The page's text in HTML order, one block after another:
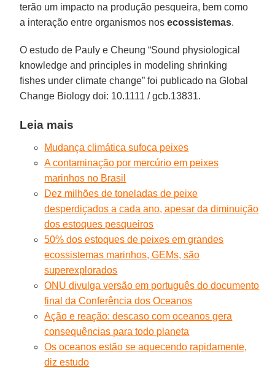
terão um impacto na produção pesqueira, bem como
a interação entre organismos nosecossistemas.
O estudo de Pauly e Cheung “Sound physiological
knowledge and principles in modeling shrinking
fishes under climate change” foi publicado na Global
Change Biology doi: 10.1111 / gcb.13831.
Leia mais
Mudança climática sufoca peixes
A contaminação por mercúrio em peixes
marinhos no Brasil
Dez milhões de toneladas de peixe
desperdiçados a cada ano, apesar da diminuição
dos estoques pesqueiros
50% dos estoques de peixes em grandes
ecossistemas marinhos, GEMs, são
superexplorados
ONU divulga versão em português do documento
final da Conferência dos Oceanos
Ação e reação: descaso com oceanos gera
consequências para todo planeta
Os oceanos estão se aquecendo rapidamente,
diz estudo